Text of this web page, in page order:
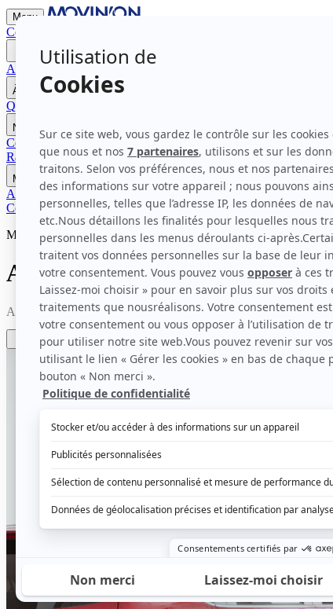
Menu
Contactez-nous
Accueil
À propos de Movin'On
Qui sommes-nous ?
Nos travaux
Communautés pour l'impact 2026 Programme Bleu Blanc Move
Rapports et Études Nos rendez-vousMovin'On Summit 2026
Médias
Actualités Communiqués de presse
Contactez-nousDevenir Mécène
Médias
Articles
Actualités de la mobilité durable